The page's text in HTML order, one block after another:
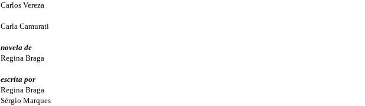
Carlos Vereza
Carla Camurati
novela de
Regina Braga
escrita por
Regina Braga
Sérgio Marques